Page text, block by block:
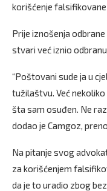
korišćenje
Prije iznošenja
stvari već iznio
“Poštovani sude ja u
tužilaštvu. Već
šta sam osuđen. Ne
dodao je Camgoz,
Na pitanje svog
za korišćenjem
da je to uradio zbog